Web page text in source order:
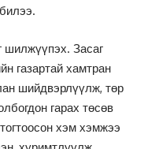
шилжүүпэх. Засаг
газартай хамтран
шийдвэрлүүлж, төр
гарах төсөв
хэм хэмжээ